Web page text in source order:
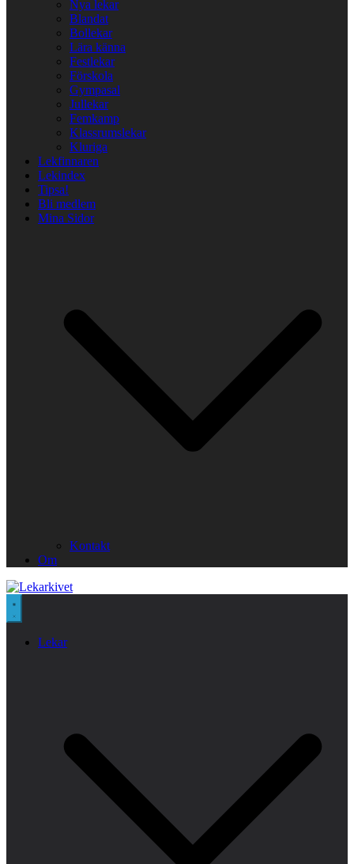
Nya lekar
Blandat
Bollekar
Lära känna
Festlekar
Förskola
Gympasal
Jullekar
Femkamp
Klassrumslekar
Kluriga
Lekfinnaren
Lekindex
Tipsa!
Bli medlem
Mina Sidor
Kontakt
Om
Lekar